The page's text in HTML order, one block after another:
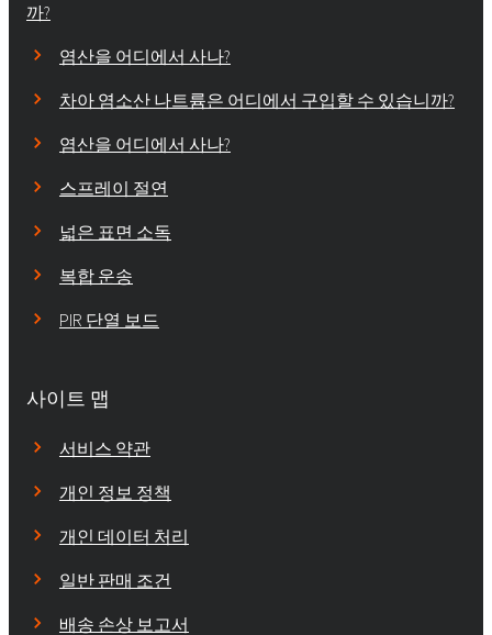
까?
염산을 어디에서 사나?
차아 염소산 나트륨은 어디에서 구입할 수 있습니까?
염산을 어디에서 사나?
스프레이 절연
넓은 표면 소독
복합 운송
PIR 단열 보드
사이트 맵
서비스 약관
개인 정보 정책
개인 데이터 처리
일반 판매 조건
배송 손상 보고서